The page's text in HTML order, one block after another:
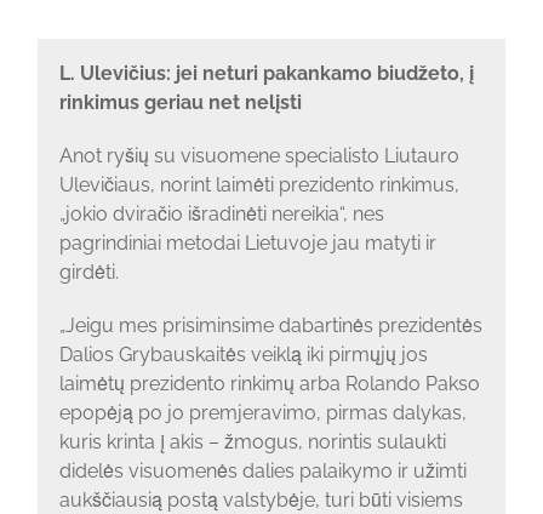
L. Ulevičius: jei neturi pakankamo biudžeto, į
rinkimus geriau net nelįsti
Anot ryšių su visuomene specialisto Liutauro
Ulevičiaus, norint laimėti prezidento rinkimus,
„jokio dviračio išradinėti nereikia“, nes
pagrindiniai metodai Lietuvoje jau matyti ir
girdėti.
„Jeigu mes prisiminsime dabartinės prezidentės
Dalios Grybauskaitės veiklą iki pirmųjų jos
laimėtų prezidento rinkimų arba Rolando Pakso
epopėją po jo premjeravimo, pirmas dalykas,
kuris krinta į akis – žmogus, norintis sulaukti
didelės visuomenės dalies palaikymo ir užimti
aukščiausią postą valstybėje, turi būti visiems